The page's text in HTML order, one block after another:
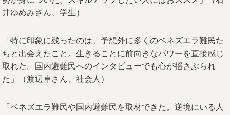
井ゆめみさん、学生）
「特に印象に残ったのは、予想外に多くのベネズエラ難民た
ちと出会えたこと。生きることに前向きなパワーを直接感じ
取れた。国内避難民へのインタビューでも心が揺さぶられ
た」（渡辺卓さん、社会人）
「ベネズエラ難民や国内避難民を取材できた。逆境にいる人